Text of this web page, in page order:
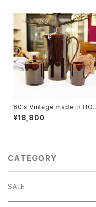
60's Vintage made in HOL
LAND "Sphinx Maastricht"
Brown Pot, Sugar Pot and
¥18,800
CATEGORY
SALE